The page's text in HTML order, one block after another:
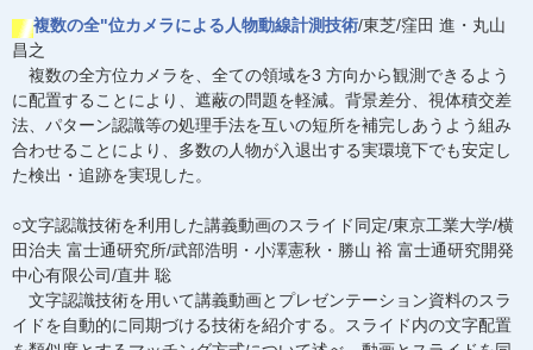
複数の全"位カメラによる人物動線計測技術/東芝/窪田 進・丸山
昌之
複数の全方位カメラを、全ての領域を3 方向から観測できるよう
に配置することにより、遮蔽の問題を軽減。背景差分、視体積交差
法、パターン認識等の処理手法を互いの短所を補完しあうよう組み
合わせることにより、多数の人物が入退出する実環境下でも安定し
た検出・追跡を実現した。
○文字認識技術を利用した講義動画のスライド同定/東京工業大学/横
田治夫 富士通研究所/武部浩明・小澤憲秋・勝山 裕 富士通研究開発
中心有限公司/直井 聡
文字認識技術を用いて講義動画とプレゼンテーション資料のスラ
イドを自動的に同期づける技術を紹介する。スライド内の文字配置